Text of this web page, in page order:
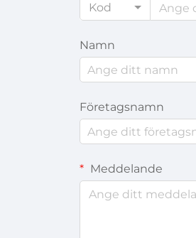
Kod
Namn
Företagsnamn
Meddelande